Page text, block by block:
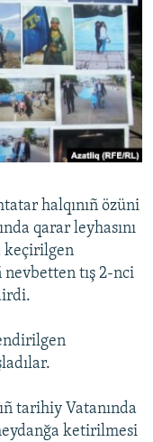
halqınıñ özüni
qarar leyhasını
keçirilgen
nevbetten tış 2-nci
tarihiy Vatanında
ketirilmesi